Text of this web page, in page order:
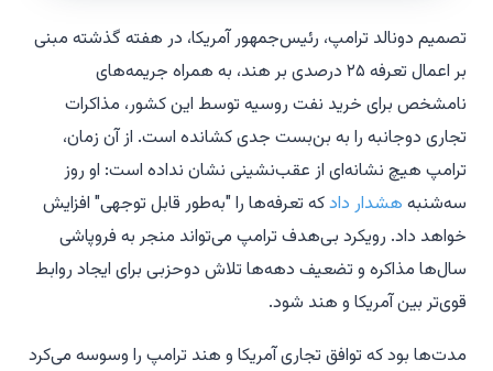
تصمیم دونالد ترامپ، رئیس‌جمهور آمریکا، در هفته گذشته مبنی
بر اعمال تعرفه ۲۵ درصدی بر هند، به همراه جریمه‌های
نامشخص برای خرید نفت روسیه توسط این کشور، مذاکرات
تجاری دوجانبه را به بن‌بست جدی کشانده است. از آن زمان،
ترامپ هیچ نشانه‌ای از عقب‌نشینی نشان نداده است: او روز
سه‌شنبه هشدار دادکه تعرفه‌ها را "به‌طور قابل توجهی" افزایش
خواهد داد. رویکرد بی‌هدف ترامپ می‌تواند منجر به فروپاشی
سال‌ها مذاکره و تضعیف دهه‌ها تلاش دوحزبی برای ایجاد روابط
قوی‌تر بین آمریکا و هند شود.
مدت‌ها بود که توافق تجاری آمریکا و هند ترامپ را وسوسه می‌کرد